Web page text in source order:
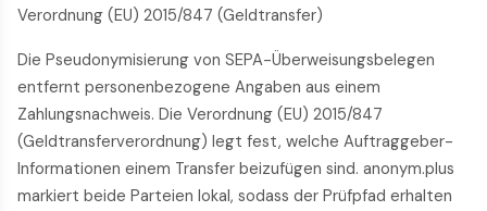
Verordnung (EU) 2015/847 (Geldtransfer)
Die Pseudonymisierung von SEPA-Überweisungsbelegen
entfernt personenbezogene Angaben aus einem
Zahlungsnachweis. Die Verordnung (EU) 2015/847
(Geldtransferverordnung) legt fest, welche Auftraggeber-
Informationen einem Transfer beizufügen sind. anonym.plus
markiert beide Parteien lokal, sodass der Prüfpfad erhalten